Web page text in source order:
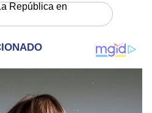
República en